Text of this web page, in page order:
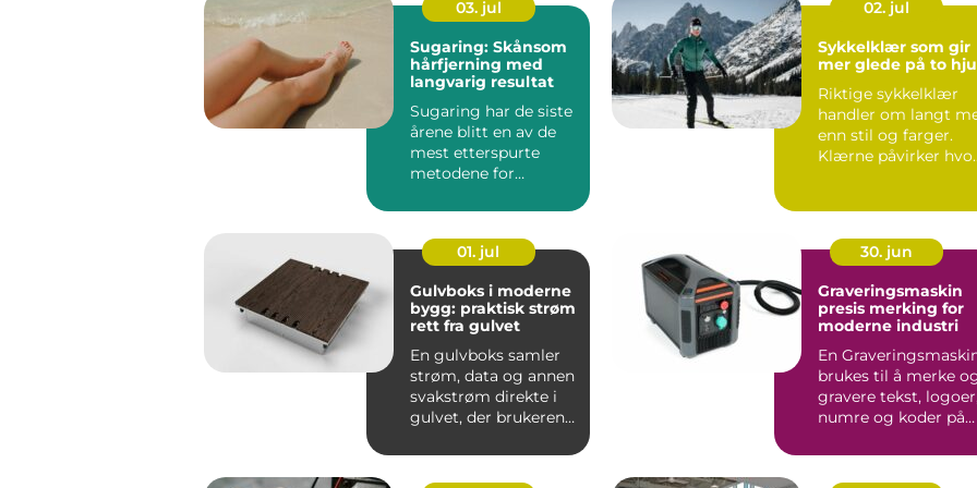
03. jul
Sugaring: Skånsom
hårfjerning med
langvarig resultat
Sugaring har de siste
årene blitt en av de
mest etterspurte
metodene for
02. jul
Sykkelklær som gir
mer glede på to
Riktige sykkelklær
handler om langt
enn stil og farger.
Klærne påvirker hvor
01. jul
Gulvboks i moderne
bygg: praktisk strøm
rett fra gulvet
En gulvboks samler
strøm, data og annen
svakstrøm direkte i
gulvet, der brukeren
30. jun
Graveringsmaskin
presis merking for
moderne industri
En
brukes til å merke
gravere tekst, logoer,
numre og koder på